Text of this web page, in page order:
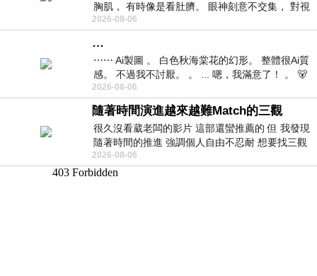
胸肌， 有時像是看肚臍。 眼神刻意不交集， 對視
視線不對齊， 讓我很難不
2026-08-06
…
⋯⋯ Ai製圖 。 白色秋海棠花的幻形。 整體很Ai質
感。 不過我不討厭。 。 ... 嗯，我滿意了！ 。 🐻
昨中
2026-08-06
隨著時間演進越來越難Match的三觀
很久沒看葳老闆的影片 這部還蠻推薦的 但 我發現
隨著時間的推進 強調個人自由不忍耐 想要找三觀
接近的不要說對象 連朋友都超
2026-08-06